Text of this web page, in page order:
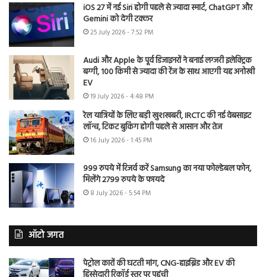
iOS 27 में नई Siri होगी पहले से ज्यादा स्मार्ट, ChatGPT और
Gemini को देगी टक्कर
25 July 2026 - 7:52 PM
Audi और Apple के पूर्व डिजाइनरों ने बनाई लग्जरी इलेक्ट्रिक
बग्गी, 100 किमी से ज्यादा की रेंज के साथ आएगी यह अनोखी
EV
19 July 2026 - 4:48 PM
रेल यात्रियों के लिए बड़ी खुशखबरी, IRCTC की नई वेबसाइट
लॉन्च, टिकट बुकिंग होगी पहले से आसान और तेज
16 July 2026 - 1:45 PM
999 रुपये में रिजर्व करें Samsung का नया फोल्डेबल फोन,
मिलेंगे 2799 रुपये के फायदे
8 July 2026 - 5:54 PM
ऑटो जगत
पेट्रोल कारों की घटती मांग, CNG-हाइब्रिड और EV की